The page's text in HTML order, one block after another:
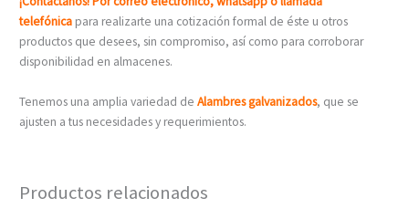
telefónica para realizarte una cotización formal de éste u otros
productos que desees, sin compromiso, así como para corroborar
disponibilidad en almacenes.
Tenemos una amplia variedad deAlambres galvanizados, que se
ajusten a tus necesidades y requerimientos.
Productos relacionados